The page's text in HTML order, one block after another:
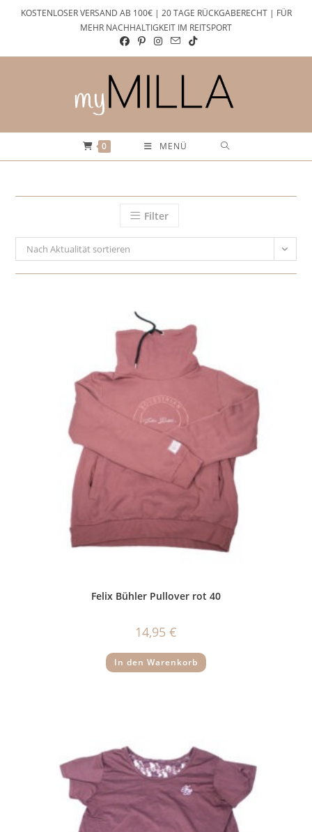
KOSTENLOSER VERSAND AB 100€ | 20 TAGE RÜCKGABERECHT | FÜR
MEHR NACHHALTIGKEIT IM REITSPORT
0 MENÜ
Filter
Nach Aktualität sortieren
Felix Bühler Pullover rot 40
14,95 €
In den Warenkorb